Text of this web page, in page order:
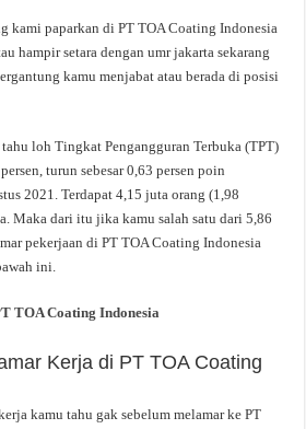
kami paparkan di PT TOA Coating Indonesia
hampir setara dengan umr jakarta sekarang
kamu menjabat atau berada di posisi
loh Tingkat Pengangguran Terbuka (TPT)
turun sebesar 0,63 persen poin
2021. Terdapat 4,15 juta orang (1,98
Maka dari itu jika kamu salah satu dari 5,86
pekerjaan di PT TOA Coating Indonesia
ini.
TOA Coating Indonesia
Kerja di PT TOA Coating
kamu tahu gak sebelum melamar ke PT